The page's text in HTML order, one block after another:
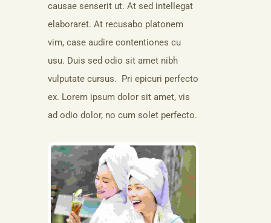
causae senserit ut. At sed intellegat
elaboraret. At recusabo platonem
vim, case audire contentiones cu
usu. Duis sed odio sit amet nibh
vulputate cursus. Pri epicuri perfecto
ex. Lorem ipsum dolor sit amet, vis
ad odio dolor, no cum solet perfecto.